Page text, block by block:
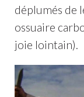
déplumés de
ossuaire
joie lointain).